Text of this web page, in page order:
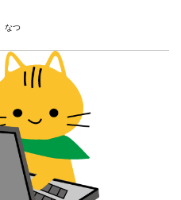
なつ